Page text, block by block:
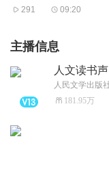
291 09:20
主播信息
人文读书声
181.95万